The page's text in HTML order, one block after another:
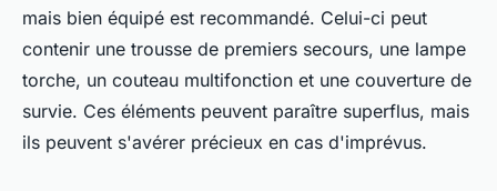
mais bien équipé est recommandé. Celui-ci peut
contenir une trousse de premiers secours, une lampe
torche, un couteau multifonction et une couverture de
survie. Ces éléments peuvent paraître superflus, mais
ils peuvent s'avérer précieux en cas d'imprévus.